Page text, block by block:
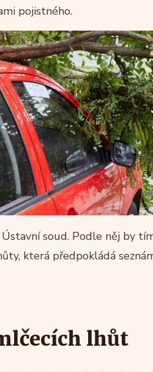
pojistného.
soud. Podle něj by
která předpokládá
lhůt